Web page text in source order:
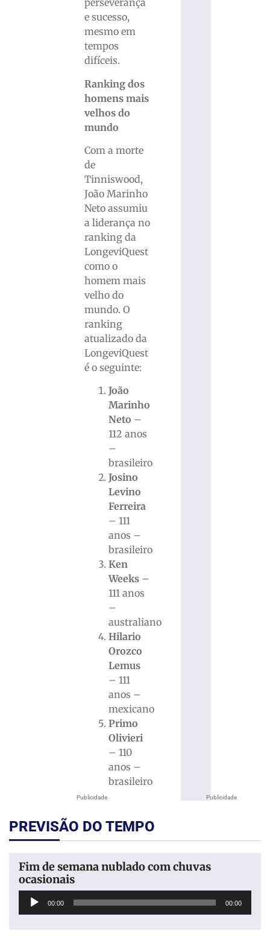
Publicidade
perseverança
e sucesso,
mesmo em
tempos
difíceis.
Ranking dos
homens mais
velhos do
mundo
Com a morte
de
Tinniswood,
João Marinho
Neto assumiu
a liderança no
ranking da
LongeviQuest
como o
homem mais
velho do
mundo. O
ranking
atualizado da
LongeviQuest
é o seguinte:
João
Marinho
Neto –
112 anos
–
brasileiro
Josino
Levino
Ferreira
– 111
anos –
brasileiro
Ken
Weeks –
111 anos
–
australiano
Hilario
Orozco
Lemus
– 111
anos –
mexicano
Primo
Olivieri
– 110
anos –
brasileiro
Publicidade
PREVISÃO DO TEMPO
Fim de semana nublado com chuvas
ocasionais
Tocador
00:00 00:00